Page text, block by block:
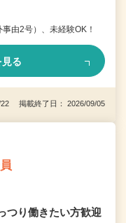
由2号）、未経験OK！
る
22 掲載終了日： 2026/09/05
つり働きたい方歓迎